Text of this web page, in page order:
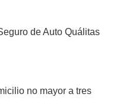
de Auto Quálitas
no mayor a tres